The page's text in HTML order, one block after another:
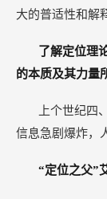
大的普适性和解
了解定位理
的本质及其力量
上个世纪四
信息急剧爆炸，
“定位之父”